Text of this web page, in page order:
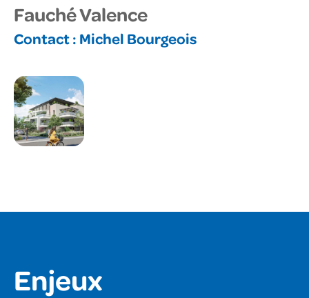
Fauché Valence
Contact : Michel Bourgeois
Enjeux